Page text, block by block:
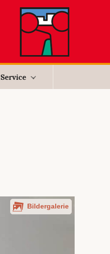
Service
Bildergalerie